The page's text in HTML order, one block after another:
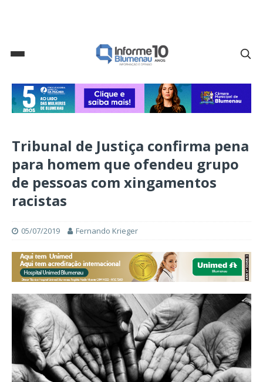
Tribunal de Justiça confirma pena
para homem que ofendeu grupo
de pessoas com xingamentos
racistas
05/07/2019 Fernando Krieger